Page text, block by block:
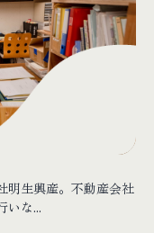
明生興産。不動産会社
いな...